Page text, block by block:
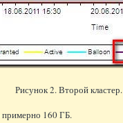
Рисунок 2. Второй
примерно 160 ГБ.